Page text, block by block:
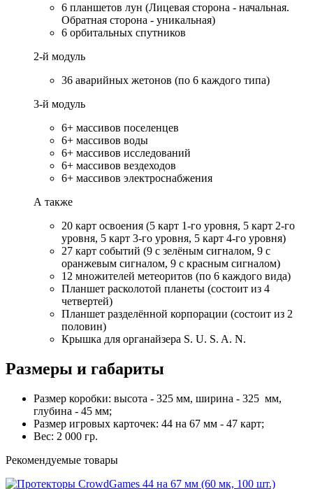
6 планшетов лун (Лицевая сторона - начальная.
Обратная сторона - уникальная)
6 орбитальных спутников
2-й модуль
36 аварийных жетонов (по 6 каждого типа)
3-й модуль
6+ массивов поселенцев
6+ массивов воды
6+ массивов исследований
6+ массивов вездеходов
6+ массивов электроснабжения
А также
20 карт освоения (5 карт 1-го уровня, 5 карт 2-го
уровня, 5 карт 3-го уровня, 5 карт 4-го уровня)
27 карт событий (9 с зелёным сигналом, 9 с
оранжевым сигналом, 9 с красным сигналом)
12 множителей метеоритов (по 6 каждого вида)
Планшет расколотой планеты (состоит из 4
четвертей)
Планшет разделённой корпорации (состоит из 2
половин)
Крышка для органайзера S. U. S. A. N.
Размеры и габариты
Размер коробки: высота - 325 мм, ширина - 325 мм,
глубина - 45 мм;
Размер игровых карточек: 44 на 67 мм - 47 карт;
Вес: 2 000 гр.
Рекомендуемые товары